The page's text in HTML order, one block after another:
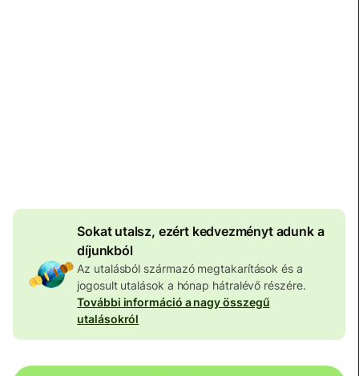
Sokat utalsz, ezért kedvezményt adunk a
díjunkból
Az utalásból származó megtakarítások és a
jogosult utalások a hónap hátralévő részére.
További információ a nagy összegű
utalásokról